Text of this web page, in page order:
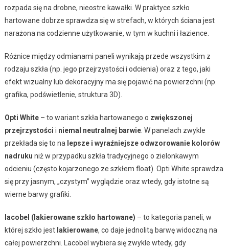
rozpada się na drobne, nieostre kawałki. W praktyce szkło
hartowane dobrze sprawdza się w strefach, w których ściana jest
narażona na codzienne użytkowanie, w tym w kuchni i łazience.
Różnice między odmianami paneli wynikają przede wszystkim z
rodzaju szkła (np. jego przejrzystości i odcienia) oraz z tego, jaki
efekt wizualny lub dekoracyjny ma się pojawić na powierzchni (np.
grafika, podświetlenie, struktura 3D).
Opti White– to wariant szkła hartowanego o zwiększonej
przejrzystości i niemal neutralnej barwie. W panelach zwykle
przekłada się to na lepsze i wyraźniejsze odwzorowanie kolorów
nadruku niż w przypadku szkła tradycyjnego o zielonkawym
odcieniu (często kojarzonego ze szkłem float). Opti White sprawdza
się przy jasnym, „czystym” wyglądzie oraz wtedy, gdy istotne są
wierne barwy grafiki.
lacobel (lakierowane szkło hartowane) – to kategoria paneli, w
której szkło jest lakierowane, co daje jednolitą barwę widoczną na
całej powierzchni. Lacobel wybiera się zwykle wtedy, gdy